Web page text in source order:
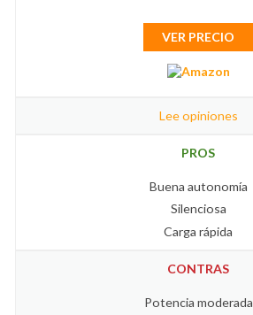
VER PRECIO
Lee opiniones
PROS
Buena autonomía
Silenciosa
Carga rápida
CONTRAS
Potencia moderada